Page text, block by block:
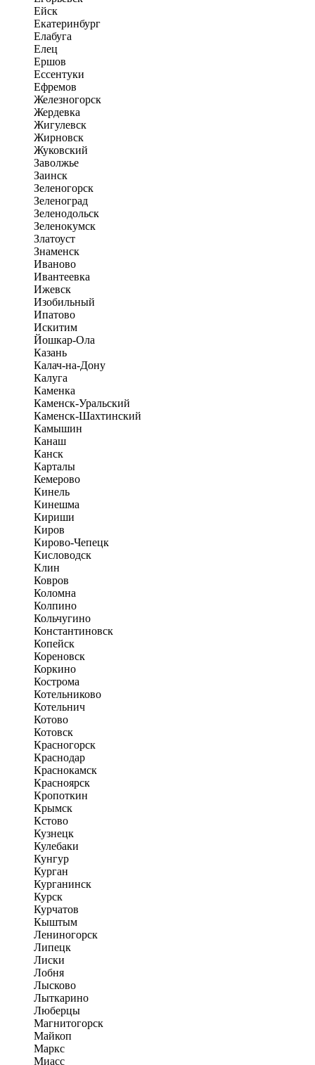
Ейск
Екатеринбург
Елабуга
Елец
Ершов
Ессентуки
Ефремов
Железногорск
Жердевка
Жигулевск
Жирновск
Жуковский
Заволжье
Заинск
Зеленогорск
Зеленоград
Зеленодольск
Зеленокумск
Златоуст
Знаменск
Иваново
Ивантеевка
Ижевск
Изобильный
Ипатово
Искитим
Йошкар-Ола
Казань
Калач-на-Дону
Калуга
Каменка
Каменск-Уральский
Каменск-Шахтинский
Камышин
Канаш
Канск
Карталы
Кемерово
Кинель
Кинешма
Кириши
Киров
Кирово-Чепецк
Кисловодск
Клин
Ковров
Коломна
Колпино
Кольчугино
Константиновск
Копейск
Кореновск
Коркино
Кострома
Котельниково
Котельнич
Котово
Котовск
Красногорск
Краснодар
Краснокамск
Красноярск
Кропоткин
Крымск
Кстово
Кузнецк
Кулебаки
Кунгур
Курган
Курганинск
Курск
Курчатов
Кыштым
Лениногорск
Липецк
Лиски
Лобня
Лысково
Лыткарино
Люберцы
Магнитогорск
Майкоп
Маркс
Миасс